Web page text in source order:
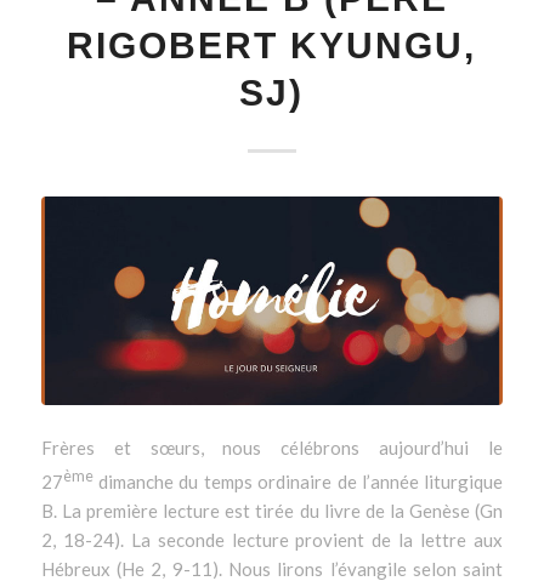
RIGOBERT KYUNGU,
SJ)
Frères et sœurs, nous célébrons aujourd’hui le
27èmedimanche du temps ordinaire de l’année liturgique
B. La première lecture est tirée du livre de la Genèse (Gn
2, 18-24). La seconde lecture provient de la lettre aux
Hébreux (He 2, 9-11). Nous lirons l’évangile selon saint